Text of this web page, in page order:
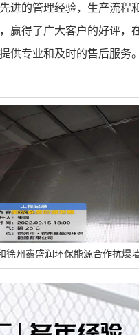
进的管理经验，生产流程
，赢得了广大客户的好评，
供专业和及时的售后服务。
合作抗爆墙项目